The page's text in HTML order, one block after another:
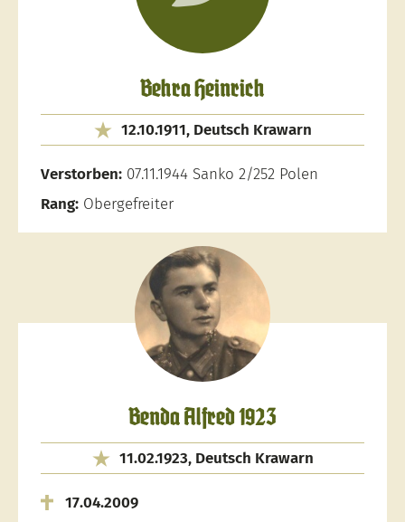
Behra Heinrich
12.10.1911, Deutsch Krawarn
Verstorben: 07.11.1944 Sanko 2/252 Polen
Rang: Obergefreiter
Benda Alfred 1923
11.02.1923, Deutsch Krawarn
17.04.2009